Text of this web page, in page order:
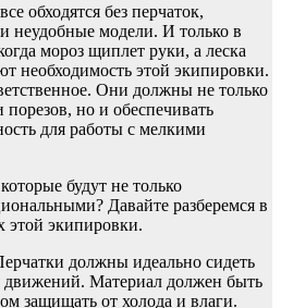
обходятся без перчаток,
неудобные модели. И только в
мороз щиплет руки, а леска
необходимость этой экипировки.
Они должны не только
но и обеспечивать
для работы с мелкими
будут не только
Давайте разберемся в
этой экипировки.
должны идеально сидеть
движений. Материал должен быть
защищать от холода и влаги.